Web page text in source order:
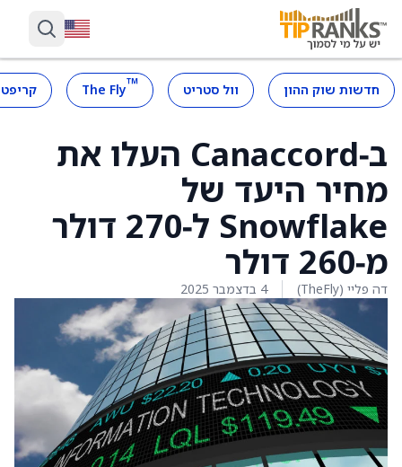
חדשות שוק ההון וול סטריט ™
The Fly
ב‑Canaccord העלו את
מחיר היעד של
Snowflake ל‑270 דולר
מ‑260 דולר
דה פליי (TheFly) 4 בדצמבר 2025